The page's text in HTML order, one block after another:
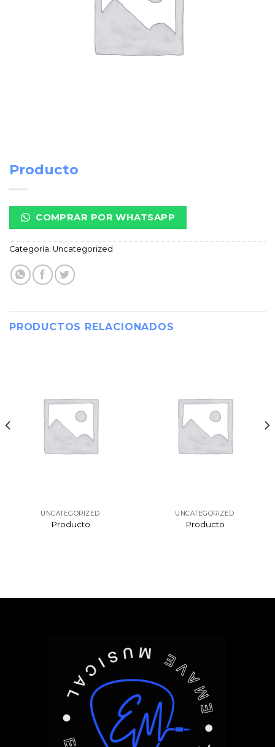
Producto
COMPRAR POR WHATSAPP
Categoría: Uncategorized
PRODUCTOS RELACIONADOS
UNCATEGORIZED
Producto
UNCATEGORIZED
Producto